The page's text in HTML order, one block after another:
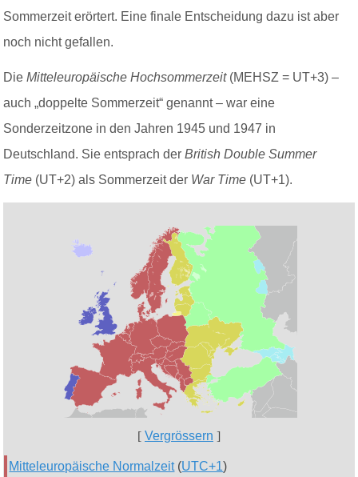
Sommerzeit erörtert. Eine finale Entscheidung dazu ist aber
noch nichtgefallen.
DieMitteleuropäische Hochsommerzeit(MEHSZ = UT+3) –
auch „doppelte Sommerzeit“ genannt – war eine
Sonderzeitzone in den Jahren 1945 und 1947 in
Deutschland. Sie entsprach derBritish Double Summer
Time (UT+2) als Sommerzeit der War Time (UT+1).
[ Vergrössern ]
Mitteleuropäische Normalzeit(UTC+1)